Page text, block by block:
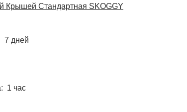
Крышей Стандартная SKOGGY
7 дней
1 час